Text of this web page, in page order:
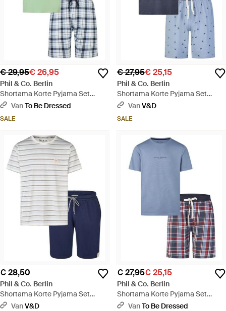
€ 29,95€ 26,95
Phil & Co. Berlin
Shortama Korte Pyjama Set
Groen/Blauw Geruit - Groen
VanTo Be Dressed
SALE
€ 27,95€ 25,15
Phil & Co. Berlin
Shortama Korte Pyjama Set
Geprint - Blauw
VanV&D
SALE
€ 28,50
Phil & Co. Berlin
Shortama Korte Pyjama Set
Gestreept - Blauw
VanV&D
€ 27,95€ 25,15
Phil & Co. Berlin
Shortama Korte Pyjama Set
Blauw/Rood Geruit - Blauw
VanTo Be Dressed